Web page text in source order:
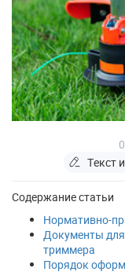
Текст
Содержание статьи
Нормативно-
Документы для
триммера
Порядок